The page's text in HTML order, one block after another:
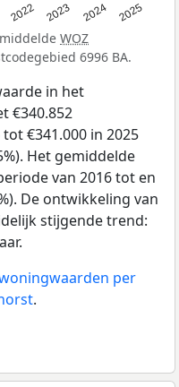
2022 2023 2024 2025
WOZ
6996 BA.
in het
€340.852
€341.000 in 2025
Het gemiddelde
van 2016 tot en
De ontwikkeling van
stijgende trend:
per
.